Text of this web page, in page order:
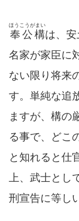
奉公構
ほうこうがまい
は、
名家が家臣に
ない限り将来
す。単純な追
ますが、構の
る事で、どこ
と知れると仕
上、武士とし
刑宣告に等し